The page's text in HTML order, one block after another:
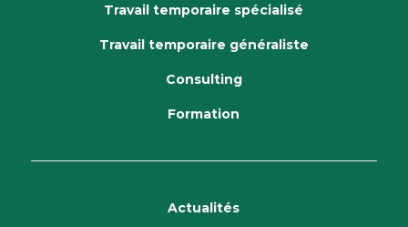
Travail temporaire spécialisé
Travail temporaire généraliste
Consulting
Formation
Actualités